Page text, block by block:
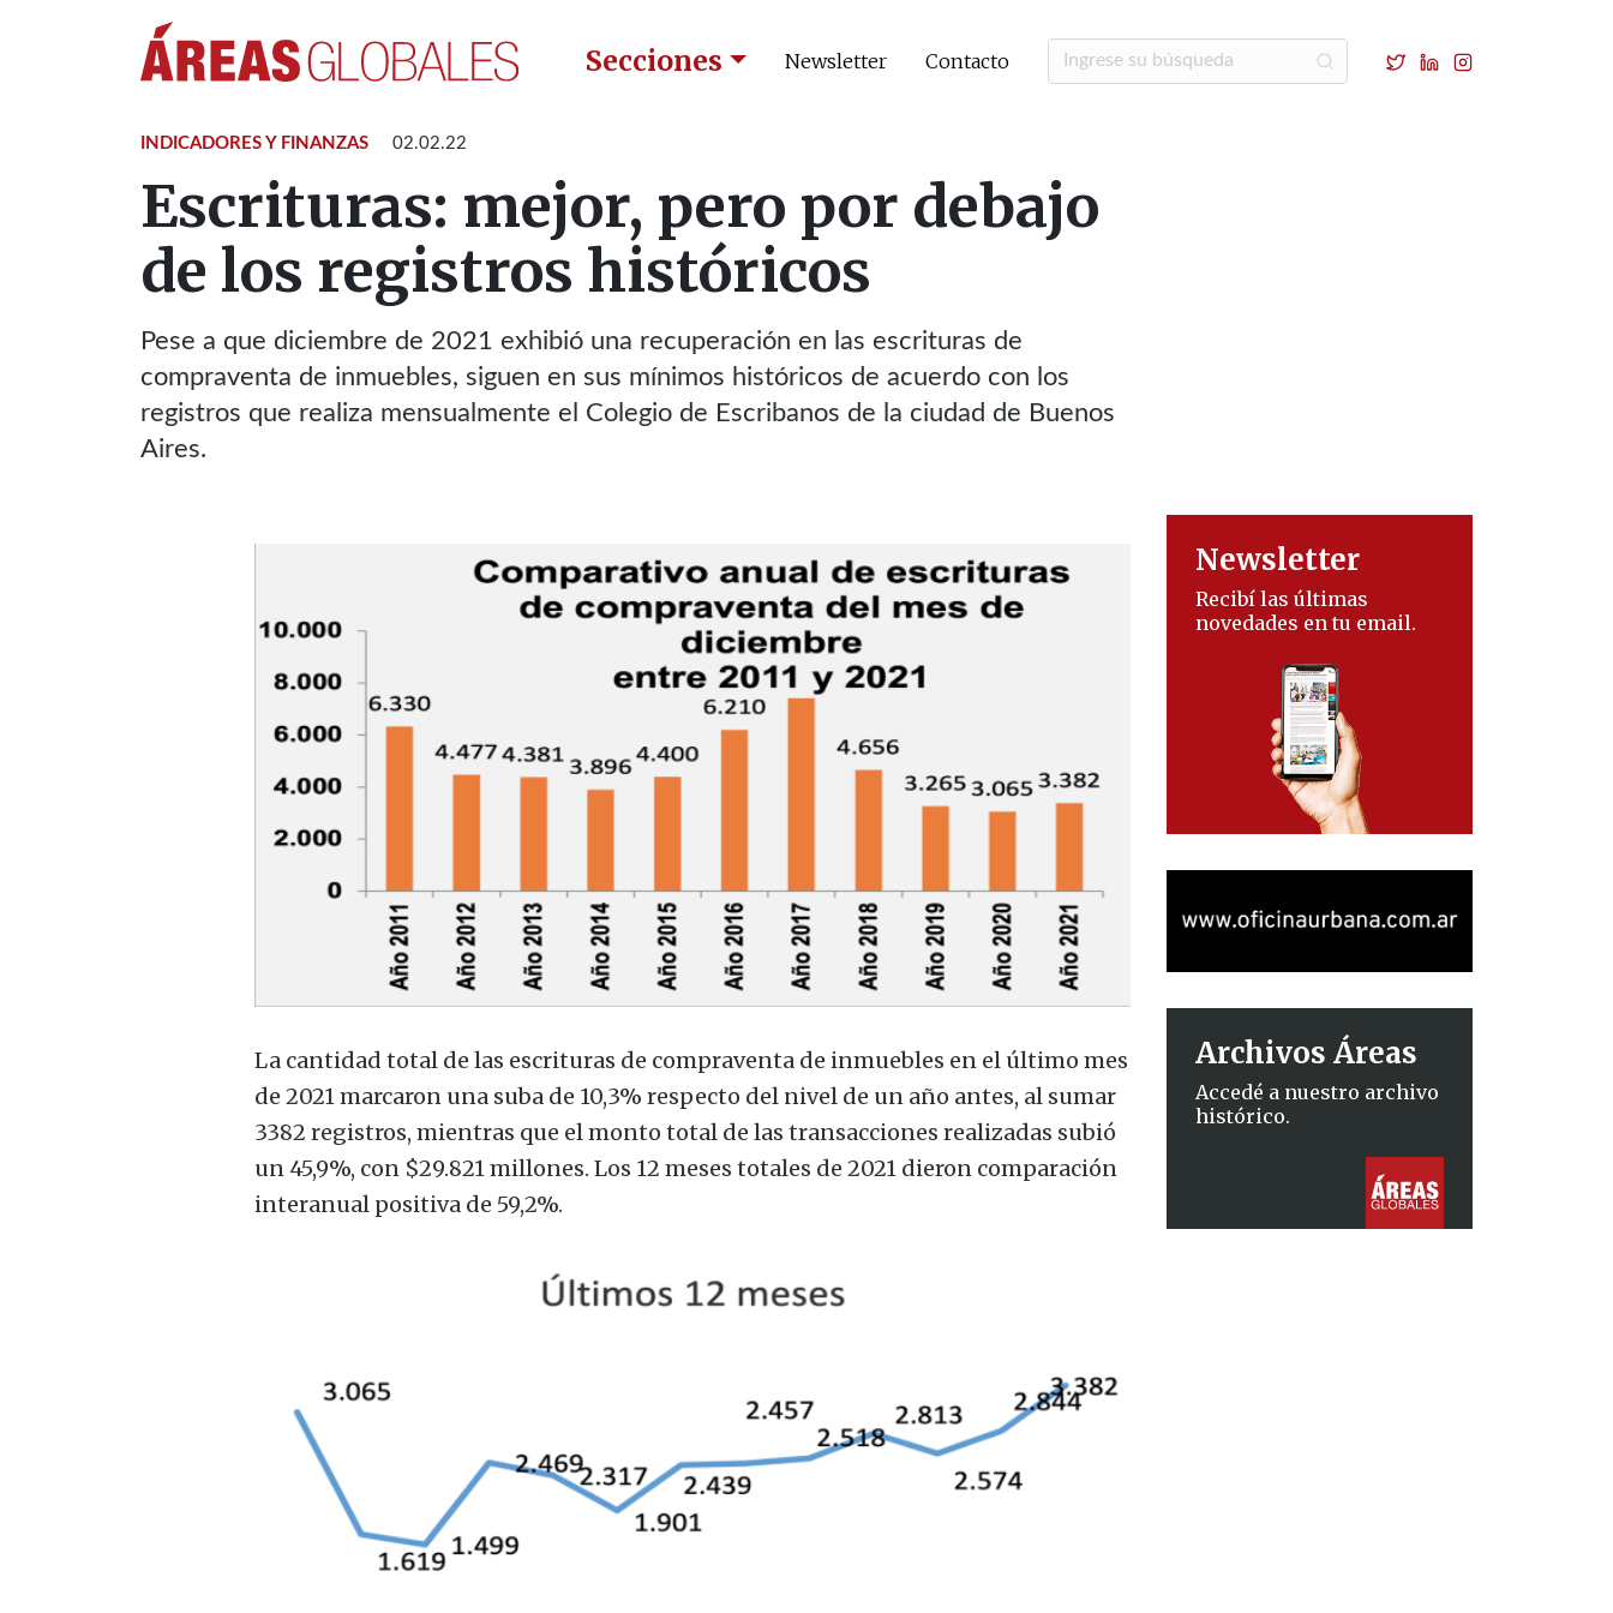
Secciones Newsletter Contacto
INDICADORES Y FINANZAS 02.02.22
Escrituras: mejor, pero por debajo
de los registros históricos
Pese a que diciembre de 2021 exhibió una recuperación en las escrituras de
compraventa de inmuebles, siguen en sus mínimos históricos de acuerdo con los
registros que realiza mensualmente el Colegio de Escribanos de la ciudad de Buenos
Aires.
La cantidad total de las escrituras de compraventa de inmuebles en el último mes
de 2021 marcaron una suba de 10,3% respecto del nivel de un año antes, al sumar
3382 registros, mientras que el monto total de las transacciones realizadas subió
un 45,9%, con $29.821 millones. Los 12 meses totales de 2021 dieron comparación
interanual positiva de 59,2%.
Newsletter
Recibí las últimas
novedades en tu email.
Archivos Áreas
Accedé a nuestro archivo
histórico.